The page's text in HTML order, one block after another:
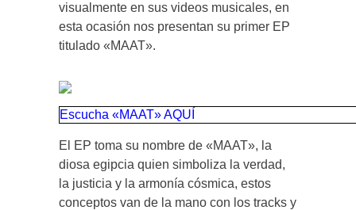
visualmente en sus videos musicales, en
esta ocasión nos presentan su primer EP
titulado «MAAT».
Escucha «MAAT» AQUÍ
El EP toma su nombre de «MAAT», la
diosa egipcia quien simboliza la verdad,
la justicia y la armonía cósmica, estos
conceptos van de la mano con los tracks y